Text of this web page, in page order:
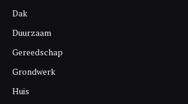
Dak
Duurzaam
Gereedschap
Grondwerk
Huis